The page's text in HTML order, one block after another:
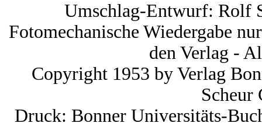
Umschlag-Entwurf: Rolf
Fotomechanische Wiedergabe
den Verlag -
Copyright 1953 by Verlag
Scheur
Druck: Bonner Universitäts-